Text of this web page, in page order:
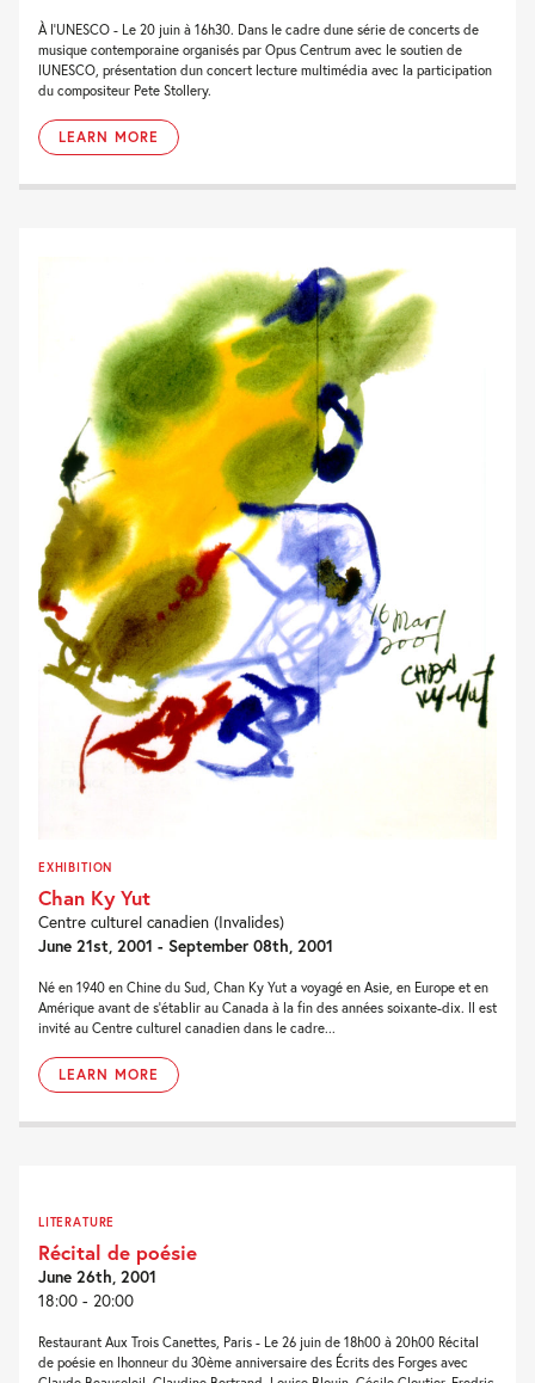
À l'UNESCO - Le 20 juin à 16h30. Dans le cadre dune série de concerts de
musique contemporaine organisés par Opus Centrum avec le soutien de
lUNESCO, présentation dun concert lecture multimédia avec la participation
du compositeur Pete Stollery.
LEARN MORE
EXHIBITION
Chan Ky Yut
Centre culturel canadien (Invalides)
June 21st, 2001 - September 08th, 2001
Né en 1940 en Chine du Sud, Chan Ky Yut a voyagé en Asie, en Europe et en
Amérique avant de s'établir au Canada à la fin des années soixante-dix. Il est
invité au Centre culturel canadien dans le cadre...
LEARN MORE
LITERATURE
Récital de poésie
June 26th, 2001
18:00 - 20:00
Restaurant Aux Trois Canettes, Paris - Le 26 juin de 18h00 à 20h00 Récital
de poésie en lhonneur du 30ème anniversaire des Écrits des Forges avec